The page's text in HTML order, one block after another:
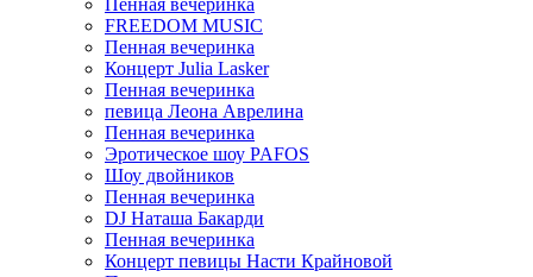
Пенная вечеринка
FREEDOM MUSIC
Пенная вечеринка
Концерт Julia Lasker
Пенная вечеринка
певица Леона Аврелина
Пенная вечеринка
Эротическое шоу PAFOS
Шоу двойников
Пенная вечеринка
DJ Наташа Бакарди
Пенная вечеринка
Концерт певицы Насти Крайновой